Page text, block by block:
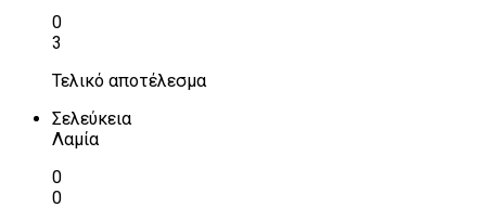
0
3
Τελικό αποτέλεσμα
Σελεύκεια
Λαμία
0
0